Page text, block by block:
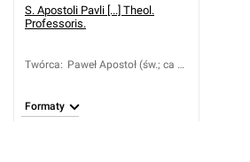
S. Apostoli Pavli [...] Theol.
Professoris.
Twórca: Paweł Apostoł (św.; ca 8-
Formaty